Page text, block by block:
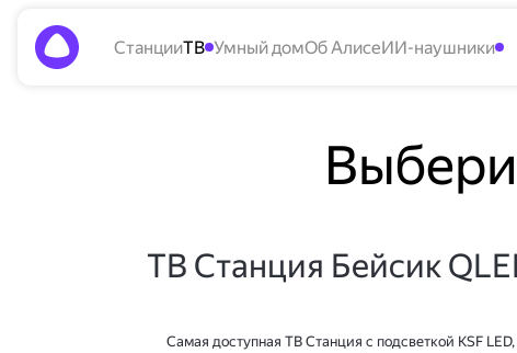
СтанцииТВ Умный домОб АлисеИИ-наушники
ТВ Станция Бейсик
Самая доступная ТВ Станция с подсветкой KSF LED,